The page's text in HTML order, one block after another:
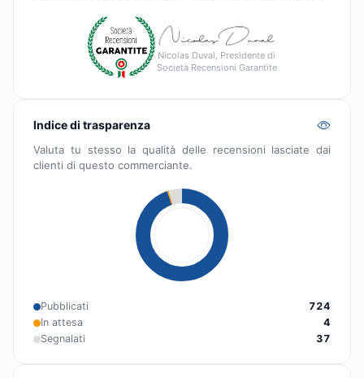
Nicolas Duval, Presidente di
Società Recensioni Garantite
Indice di trasparenza
Valuta tu stesso la qualità delle recensioni lasciate dai
clienti di questo commerciante.
Pubblicati
724
In attesa
4
Segnalati
37